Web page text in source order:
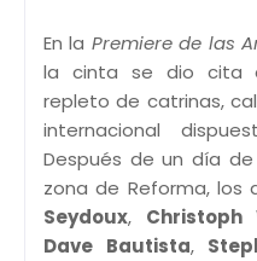
En la Premiere de las
la cinta se dio cita
repleto de catrinas,
internacional
Después de un día
zona de Reforma, los
Seydoux, Christoph
Dave Bautista,